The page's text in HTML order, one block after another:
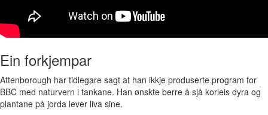
Ein forkjempar
Attenborough har tidlegare sagt at han ikkje produserte program for
BBC med naturvern i tankane. Han ønskte berre å sjå korleis dyra og
plantane på jorda lever liva sine.